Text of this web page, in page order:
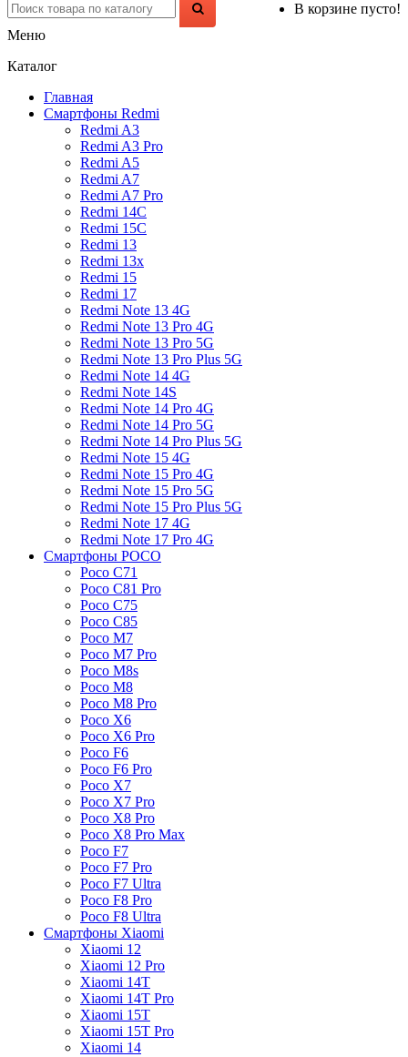
В корзине пусто!
Меню
Каталог
Главная
Смартфоны Redmi
Redmi A3
Redmi A3 Pro
Redmi A5
Redmi A7
Redmi A7 Pro
Redmi 14C
Redmi 15C
Redmi 13
Redmi 13x
Redmi 15
Redmi 17
Redmi Note 13 4G
Redmi Note 13 Pro 4G
Redmi Note 13 Pro 5G
Redmi Note 13 Pro Plus 5G
Redmi Note 14 4G
Redmi Note 14S
Redmi Note 14 Pro 4G
Redmi Note 14 Pro 5G
Redmi Note 14 Pro Plus 5G
Redmi Note 15 4G
Redmi Note 15 Pro 4G
Redmi Note 15 Pro 5G
Redmi Note 15 Pro Plus 5G
Redmi Note 17 4G
Redmi Note 17 Pro 4G
Смартфоны POCO
Poco C71
Poco C81 Pro
Poco C75
Poco C85
Poco M7
Poco M7 Pro
Poco M8s
Poco M8
Poco M8 Pro
Poco X6
Poco X6 Pro
Poco F6
Poco F6 Pro
Poco X7
Poco X7 Pro
Poco X8 Pro
Poco X8 Pro Max
Poco F7
Poco F7 Pro
Poco F7 Ultra
Poco F8 Pro
Poco F8 Ultra
Смартфоны Xiaomi
Xiaomi 12
Xiaomi 12 Pro
Xiaomi 14T
Xiaomi 14T Pro
Xiaomi 15T
Xiaomi 15T Pro
Xiaomi 14